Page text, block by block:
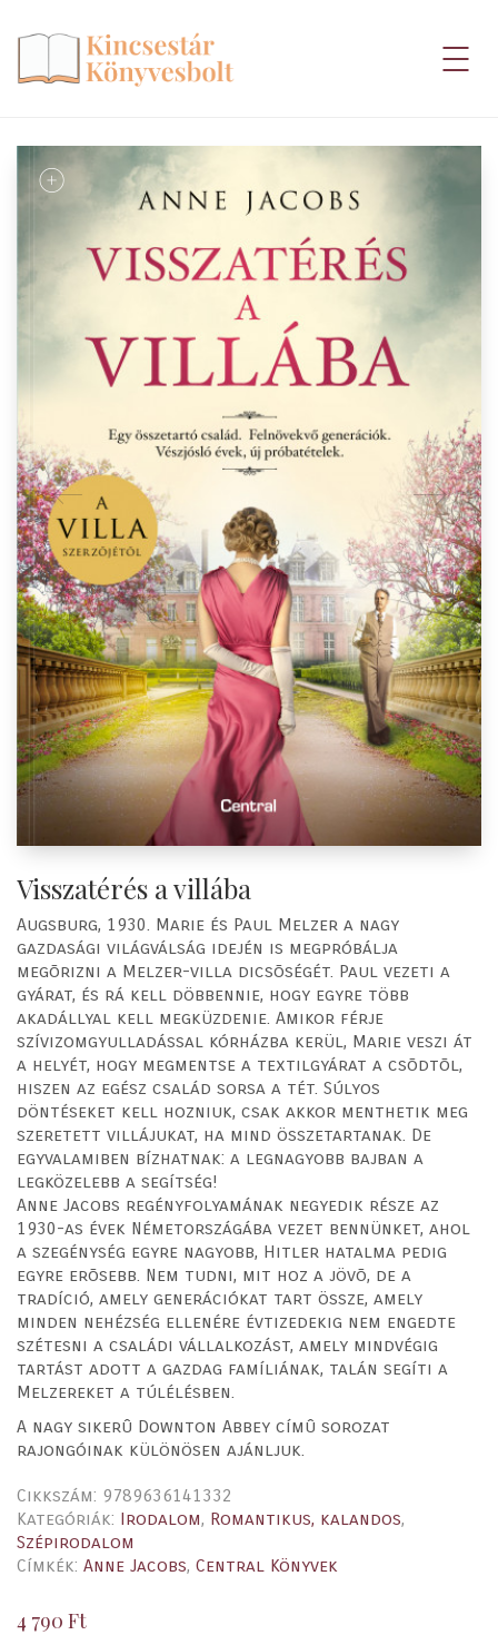
Visszatérés a villába
Augsburg, 1930. Marie és Paul Melzer a nagy
gazdasági világválság idején is megpróbálja
megõrizni a Melzer-villa dicsõségét. Paul vezeti a
gyárat, és rá kell döbbennie, hogy egyre több
akadállyal kell megküzdenie. Amikor férje
szívizomgyulladással kórházba kerül, Marie veszi át
a helyét, hogy megmentse a textilgyárat a csõdtõl,
hiszen az egész család sorsa a tét. Súlyos
döntéseket kell hozniuk, csak akkor menthetik meg
szeretett villájukat, ha mind összetartanak. De
egyvalamiben bízhatnak: a legnagyobb bajban a
legközelebb a segítség!
Anne Jacobs regényfolyamának negyedik része az
1930-as évek Németországába vezet bennünket, ahol
a szegénység egyre nagyobb, Hitler hatalma pedig
egyre erõsebb. Nem tudni, mit hoz a jövõ, de a
tradíció, amely generációkat tart össze, amely
minden nehézség ellenére évtizedekig nem engedte
szétesni a családi vállalkozást, amely mindvégig
tartást adott a gazdag famíliának, talán segíti a
Melzereket a túlélésben.
A nagy sikerû Downton Abbey címû sorozat
rajongóinak különösen ajánljuk.
Cikkszám: 9789636141332
Kategóriák: Irodalom, Romantikus, kalandos,
Szépirodalom
Címkék: Anne Jacobs, Central Könyvek
4 790 Ft